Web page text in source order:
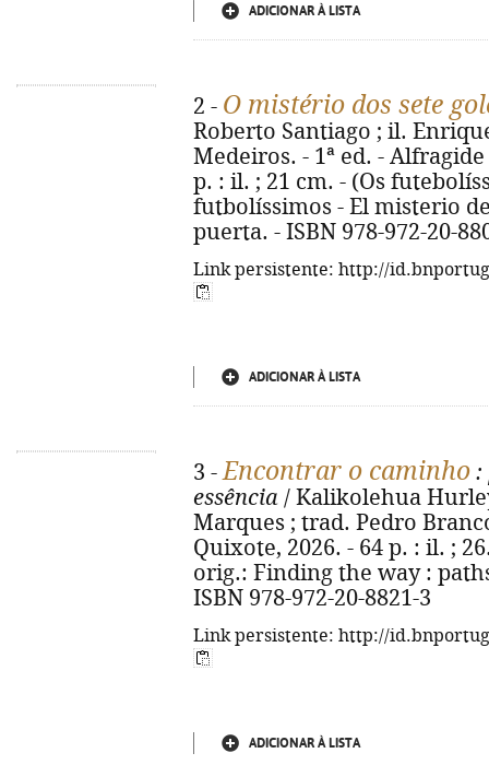
ADICIONAR À LISTA
2 - O mistério dos sete
Roberto Santiago ; il.
Medeiros. - 1ª ed. -
p. : il. ; 21 cm. - (Os
futbolíssimos - El misterio
puerta. - ISBN 978-972-20-
Link persistente: http://
ADICIONAR À LISTA
3 -Encontrar o caminho :
essência / Kalikolehua
Marques ; trad. Pedro
Quixote, 2026. - 64 p. : il. ;
orig.: Finding the way :
ISBN 978-972-20-8821-3
Link persistente: http://
ADICIONAR À LISTA